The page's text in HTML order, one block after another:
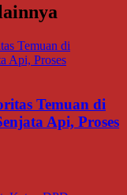
Temuan di
Api, Proses